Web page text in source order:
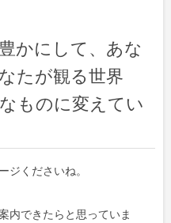
かにして、あな
たが観る世界
ものに変えてい
ジくださいね。
内できたらと思っていま